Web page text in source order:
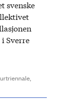
svenske
Sverre